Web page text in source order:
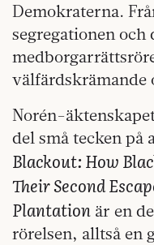
Demokraterna.
segregationen och
välfärdskrämande
Norén-
del små tecken på
Blackout: How
Their Second
Plantation är en
rörelsen, alltså en